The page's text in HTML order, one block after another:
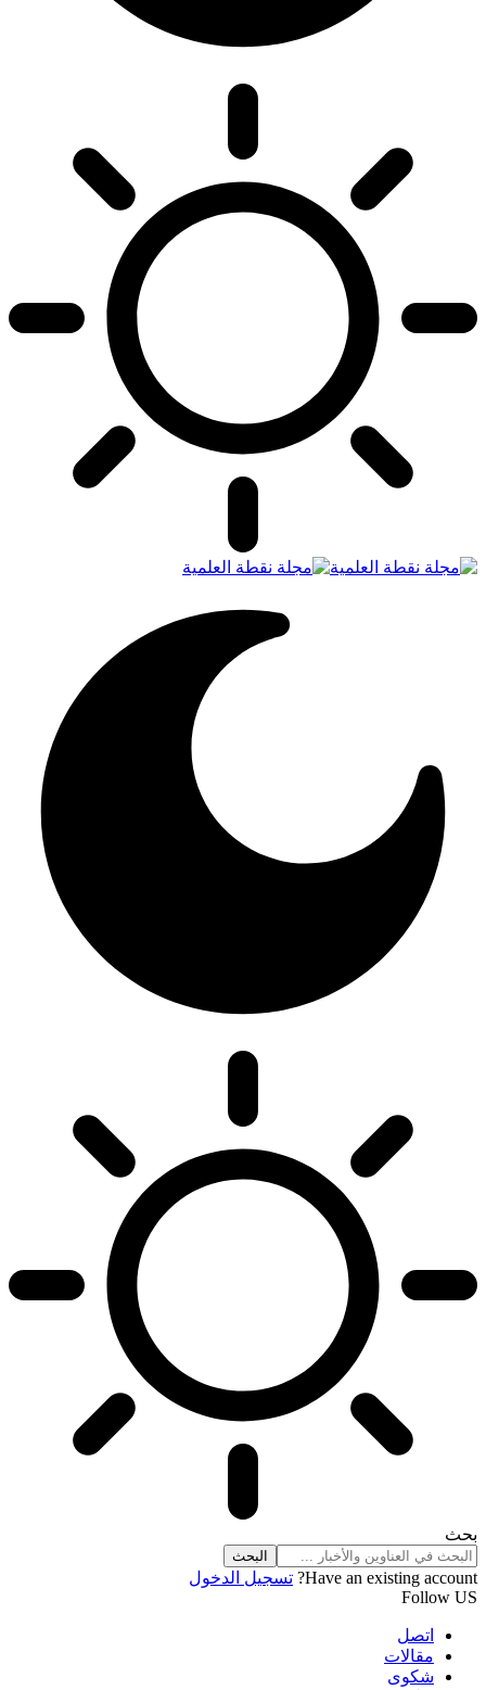
بحث
Have an existing account?
تسجيل الدخول
Follow US
اتصل
مقالات
شكوى